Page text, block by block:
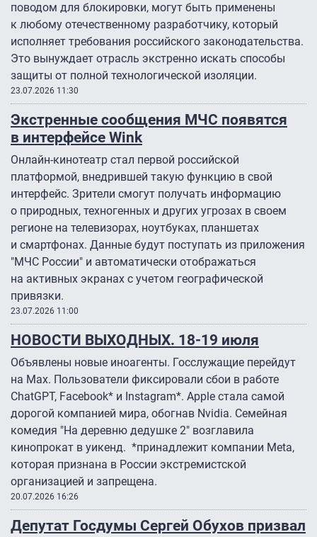
поводом для блокировки, могут быть применены
к любому отечественному разработчику, который
исполняет требования российского законодательства.
Это вынуждает отрасль экстренно искать способы
защиты от полной технологической изоляции.
23.07.2026 11:30
Экстренные сообщения МЧС появятся
в интерфейсе Wink
Онлайн-кинотеатр стал первой российской
платформой, внедрившей такую функцию в свой
интерфейс. Зрители смогут получать информацию
о природных, техногенных и других угрозах в своем
регионе на телевизорах, ноутбуках, планшетах
и смартфонах. Данные будут поступать из приложения
"МЧС России" и автоматически отображаться
на активных экранах с учетом географической
привязки.
23.07.2026 11:00
НОВОСТИ ВЫХОДНЫХ. 18-19 июля
Объявлены новые иноагенты. Госслужащие перейдут
на Max. Пользователи фиксировали сбои в работе
ChatGPT, Facebook* и Instagram*. Apple стала самой
дорогой компанией мира, обогнав Nvidia. Семейная
комедия "На деревню дедушке 2" возглавила
кинопрокат в уикенд. *принадлежит компании Meta,
которая признана в России экстремистской
организацией и запрещена.
20.07.2026 16:26
Депутат Госдумы Сергей Обухов призвал